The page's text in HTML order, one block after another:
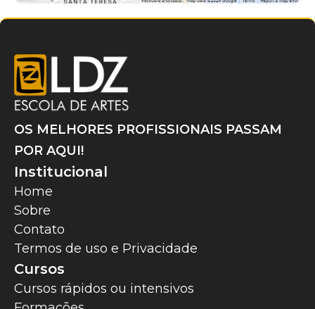
OS MELHORES PROFISSIONAIS PASSAM
POR AQUI!
Institucional
Home
Sobre
Contato
Termos de uso e Privacidade
Cursos
Cursos rápidos ou intensivos